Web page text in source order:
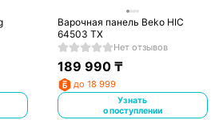
Варочная панель Beko HIC
64503 TX
Нет отзывов
189 990 ₸
до 18 999
Узнать
о поступлении